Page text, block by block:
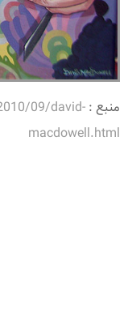
منبع :09/david-
macdowell.html